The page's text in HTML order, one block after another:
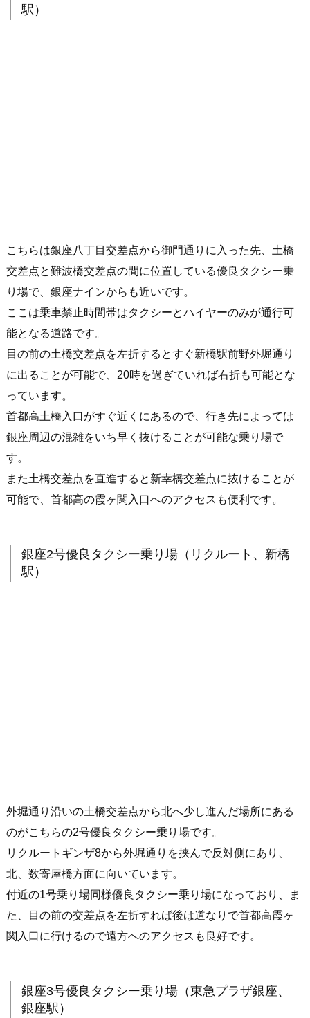
駅）
こちらは銀座八丁目交差点から御門通りに入った先、土橋
交差点と難波橋交差点の間に位置している優良タクシー乗
り場で、銀座ナインからも近いです。
ここは乗車禁止時間帯はタクシーとハイヤーのみが通行可
能となる道路です。
目の前の土橋交差点を左折するとすぐ新橋駅前野外堀通り
に出ることが可能で、20時を過ぎていれば右折も可能とな
っています。
首都高土橋入口がすぐ近くにあるので、行き先によっては
銀座周辺の混雑をいち早く抜けることが可能な乗り場で
す。
また土橋交差点を直進すると新幸橋交差点に抜けることが
可能で、首都高の霞ヶ関入口へのアクセスも便利です。
銀座2号優良タクシー乗り場（リクルート、新橋
駅）
外堀通り沿いの土橋交差点から北へ少し進んだ場所にある
のがこちらの2号優良タクシー乗り場です。
リクルートギンザ8から外堀通りを挟んで反対側にあり、
北、数寄屋橋方面に向いています。
付近の1号乗り場同様優良タクシー乗り場になっており、ま
た、目の前の交差点を左折すれば後は道なりで首都高霞ヶ
関入口に行けるので遠方へのアクセスも良好です。
銀座3号優良タクシー乗り場（東急プラザ銀座、
銀座駅）